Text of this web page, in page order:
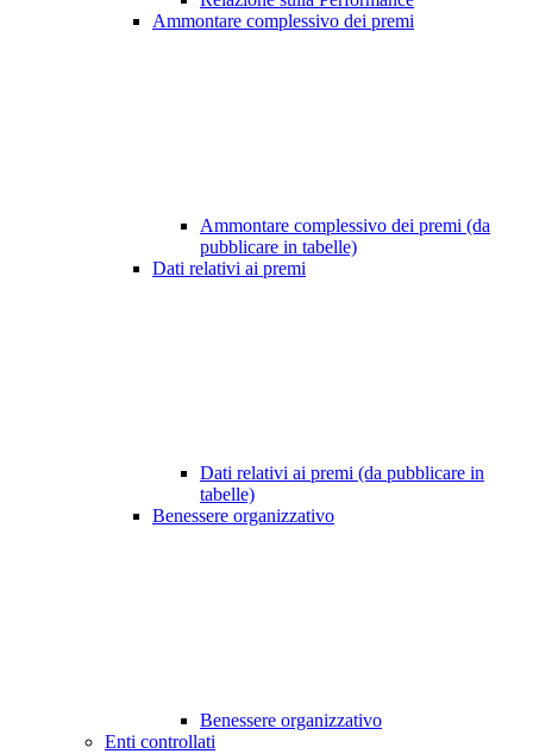
Ammontare complessivo dei premi
Ammontare complessivo dei premi (da
pubblicare in tabelle)
Dati relativi ai premi
Dati relativi ai premi (da pubblicare in
tabelle)
Benessere organizzativo
Benessere organizzativo
Enti controllati